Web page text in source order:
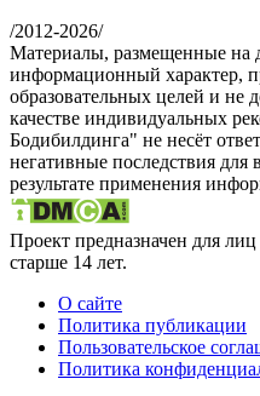
/2012-2026/
Материалы, размещенные на
информационный характер,
образовательных целей и не
качестве индивидуальных
Бодибилдинга" не несёт
негативные последствия для
результате применения
Проект предназначен для лиц
старше 14 лет.
О сайте
Политика публикации
Пользовательское
Политика